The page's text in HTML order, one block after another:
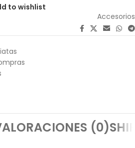
to wishlist
Accesorios
(0)